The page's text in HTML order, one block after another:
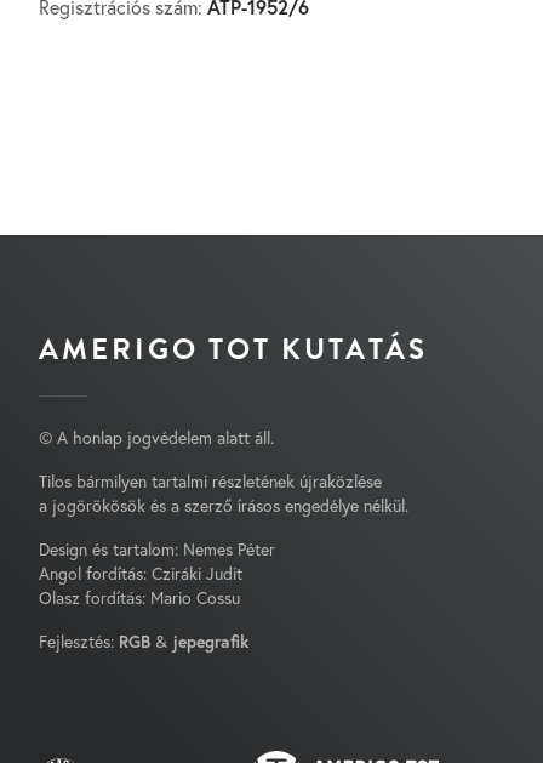
Regisztrációs szám: ATP-1952/6
AMERIGO TOT KUTATÁS
© A honlap jogvédelem alatt áll.
Tilos bármilyen tartalmi részletének újraközlése
a jogörökösök és a szerző írásos engedélye nélkül.
Design és tartalom: Nemes Péter
Angol fordítás: Cziráki Judit
Olasz fordítás: Mario Cossu
Fejlesztés: RGB & jepegrafik